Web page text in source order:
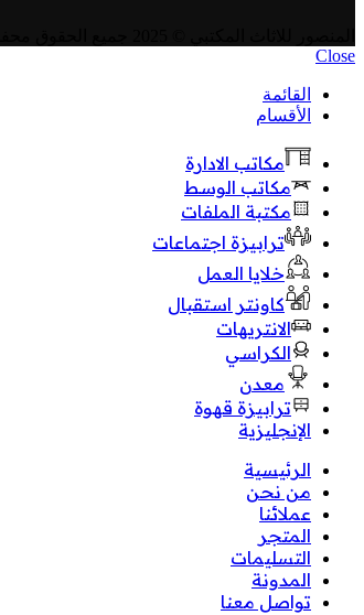
Close
القائمة
الأقسام
مكاتب الادارة
مكاتب الوسط
مكتبة الملفات
ترابيزة اجتماعات
خلايا العمل
كاونتر استقبال
الانتريهات
الكراسي
معدن
ترابيزة قهوة
الإنجليزية
الرئيسية
من نحن
عملائنا
المتجر
التسليمات
المدونة
تواصل معنا